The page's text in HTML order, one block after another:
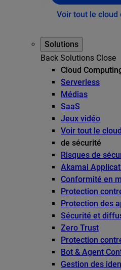
Voir tout le cloud
Solutions
Back Solutions Close
Cloud
Serverless
Médias
SaaS
Jeux vidéo
Voir tout le
de sécurité
Risques de
Akamai
Conformité en
Protection
Protection des
Sécurité et
Zero Trust
Protection
Bot & Agent
Gestion des